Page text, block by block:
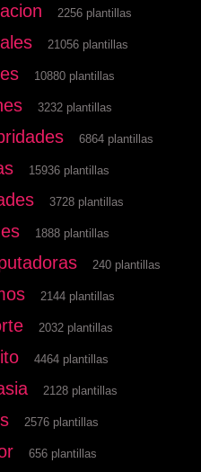
2256 plantillas
21056 plantillas
10880 plantillas
3232 plantillas
6864 plantillas
15936 plantillas
3728 plantillas
1888 plantillas
240 plantillas
2144 plantillas
2032 plantillas
4464 plantillas
2128 plantillas
2576 plantillas
656 plantillas